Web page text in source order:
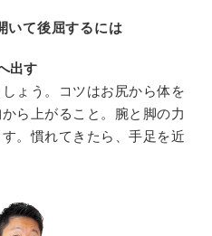
いて後屈するには
出す
ょう。コツはお尻から体を
ら上がること。腕と脚の力
。慣れてきたら、手足を近